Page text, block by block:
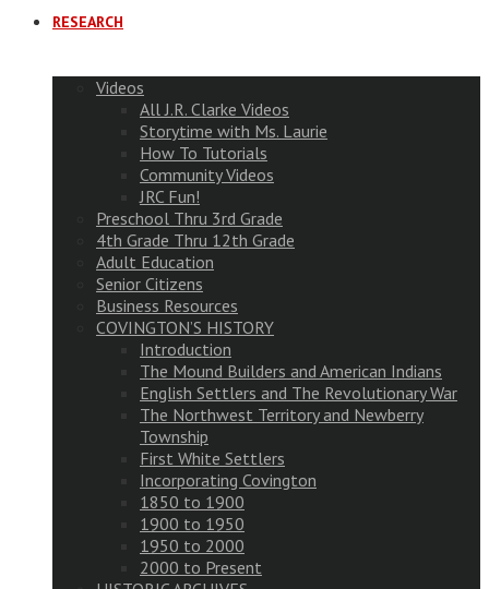
RESEARCH
Videos
All J.R. Clarke Videos
Storytime with Ms. Laurie
How To Tutorials
Community Videos
JRC Fun!
Preschool Thru 3rd Grade
4th Grade Thru 12th Grade
Adult Education
Senior Citizens
Business Resources
COVINGTON’S HISTORY
Introduction
The Mound Builders and American Indians
English Settlers and The Revolutionary War
The Northwest Territory and Newberry
Township
First White Settlers
Incorporating Covington
1850 to 1900
1900 to 1950
1950 to 2000
2000 to Present